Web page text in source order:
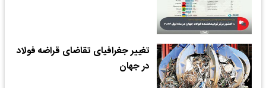
تغییر جغرافیای تقاضای قراضه فولاد
در جهان